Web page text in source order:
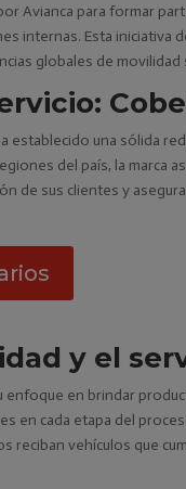
Avianca para formar
internas. Esta iniciativa
globales de
establecido una sólida
del país, la marca
de sus clientes y
y el
enfoque en brindar
en cada etapa del
vehículos que